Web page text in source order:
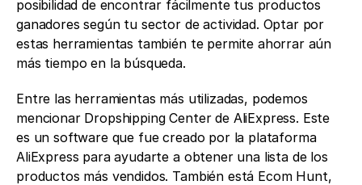
posibilidad de encontrar fácilmente tus productos
ganadores según tu sector de actividad. Optar por
estas herramientas también te permite ahorrar aún
más tiempo en la búsqueda.
Entre las herramientas más utilizadas, podemos
mencionar Dropshipping Center de AliExpress. Este
es un software que fue creado por la plataforma
AliExpress para ayudarte a obtener una lista de los
productos más vendidos. También está Ecom Hunt,